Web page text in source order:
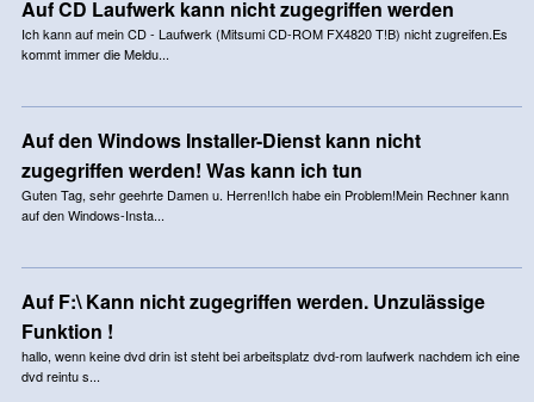
Auf CD Laufwerk kann nicht zugegriffen werden
Ich kann auf mein CD - Laufwerk (Mitsumi CD-ROM FX4820 T!B) nicht zugreifen.Es
kommt immer die Meldu...
Auf den Windows Installer-Dienst kann nicht
zugegriffen werden! Was kann ich tun
Guten Tag, sehr geehrte Damen u. Herren!Ich habe ein Problem!Mein Rechner kann
auf den Windows-Insta...
Auf F:\ Kann nicht zugegriffen werden. Unzulässige
Funktion !
hallo, wenn keine dvd drin ist steht bei arbeitsplatz dvd-rom laufwerk nachdem ich eine
dvd reintu s...